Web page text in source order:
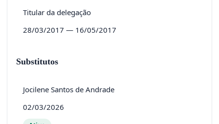
Titular da delegação
28/03/2017 — 16/05/2017
Substitutos
Jocilene Santos de Andrade
02/03/2026